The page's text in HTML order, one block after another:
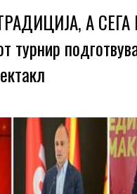
А СЕГА
турнир